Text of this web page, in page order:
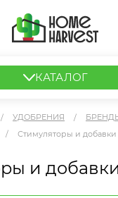
КАТАЛОГ
УДОБРЕНИЯ
Стимуляторы и добавки
и добавки